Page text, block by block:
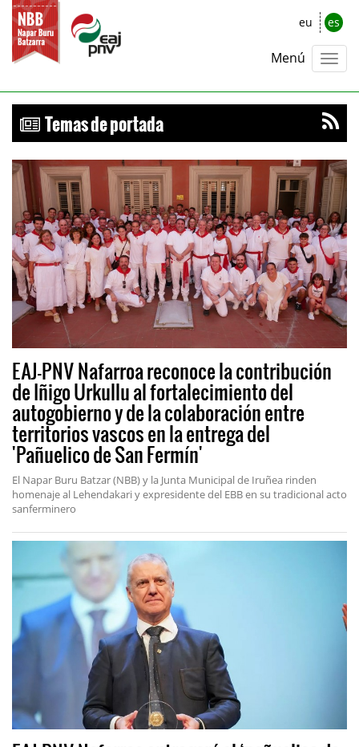
eu es
Menú
Temas de portada
EAJ-PNV Nafarroa reconoce la contribución
de Iñigo Urkullu al fortalecimiento del
autogobierno y de la colaboración entre
territorios vascos en la entrega del
'Pañuelico de San Fermín'
El Napar Buru Batzar (NBB) y la Junta Municipal de Iruñea rinden
homenaje al Lehendakari y expresidente del EBB en su tradicional acto
sanferminero